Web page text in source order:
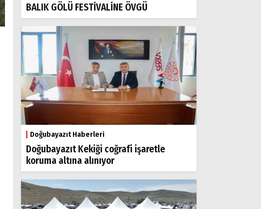
BALIK GÖLÜ FESTİVALİNE ÖVGÜ
Doğubayazıt Haberleri
Doğubayazıt Kekiği coğrafi işaretle
koruma altına alınıyor